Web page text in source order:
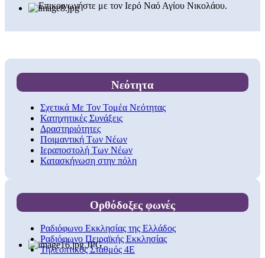
Επικοινωνήστε με τον Ιερό Ναό Αγίου Νικολάου.
Νεότητα
Σχετικά Με Τον Τομέα Νεότητας
Κατηχητικές Συνάξεις
Δραστηριότητες
Ποιμαντική Των Νέων
Ιεραποστολή Των Νέων
Κατασκήνωση στην πόλη
Ορθόδοξες φωνές
Ραδιόφωνο Εκκλησίας της Ελλάδος
Ραδιόφωνο Πειραϊκής Εκκλησίας
Τηλεοπτικός Σταθμός 4Ε